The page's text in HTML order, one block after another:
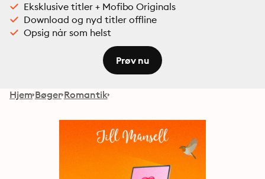
Eksklusive titler + Mofibo Originals
Download og nyd titler offline
Opsig når som helst
Prøv nu
Hjem Bøger Romantik